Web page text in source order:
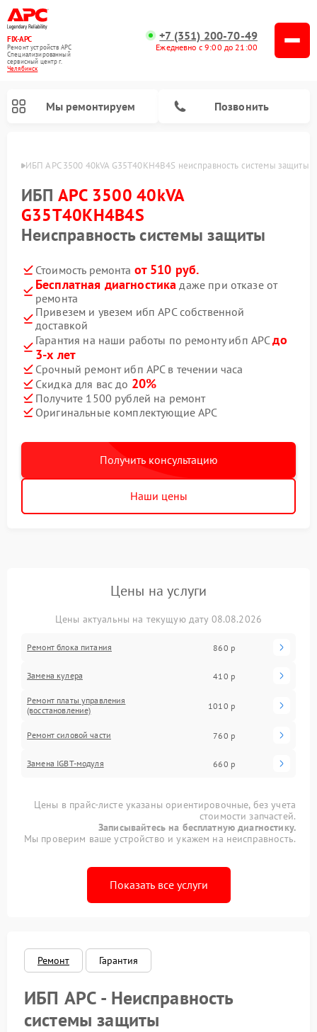
FIX-APC
Ремонт устройств APC
Специализированный
cервисный центр г.
Челябинск
+7 (351) 200-70-49
Ежедневно с 9:00 до 21:00
Мы ремонтируем Позвонить
ИБП APC 3500 40kVA G35T40KH4B4S неисправность системы защиты
ИБП APC 3500 40kVA
G35T40KH4B4S
Неисправность системы защиты
Стоимость ремонта от 510 руб.
Бесплатная диагностика даже при отказе от
ремонта
Привезем и увезем ибп APC собственной
доставкой
Гарантия на наши работы по ремонту ибп APCдо
3-х лет
Срочный ремонт ибп APC в течении часа
Скидка для вас до 20%
Получите 1500 рублей на ремонт
Оригинальные комплектующие APC
Получить консультацию
Наши цены
Цены на услуги
Цены актуальны на текущую дату 08.08.2026
Ремонт блока питания 860 р
Замена кулера 410 р
Ремонт платы управления
(восстановление)
1010 р
Ремонт силовой части 760 р
Замена IGBT-модуля 660 р
Цены в прайс-листе указаны ориентировочные, без учета
стоимости запчастей.
Записывайтесь на бесплатную диагностику.
Мы проверим ваше устройство и укажем на неисправность.
Показать все услуги
Ремонт Гарантия
ИБП APC - Неисправность
системы защиты